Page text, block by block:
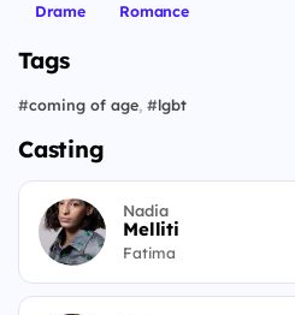
Drame Romance
Tags
#coming of age, #lgbt
Casting
Nadia
Melliti
Fatima